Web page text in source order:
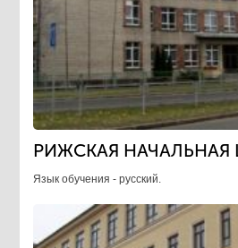
РИЖСКАЯ
Язык обучения - русский.